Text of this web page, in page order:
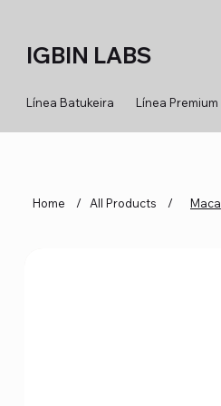
IGBIN LABS
Línea Batukeira Línea Premium
Home / All Products / Maca